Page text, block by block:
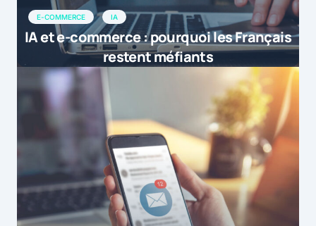
E-COMMERCE IA
IA et e-commerce : pourquoi les Français
restent méfiants